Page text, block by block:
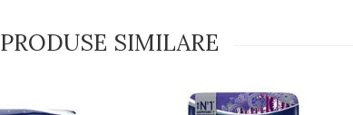
PRODUSE SIMILARE